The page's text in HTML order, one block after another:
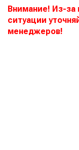
Внимание! Из-за
ситуации
менеджеров!